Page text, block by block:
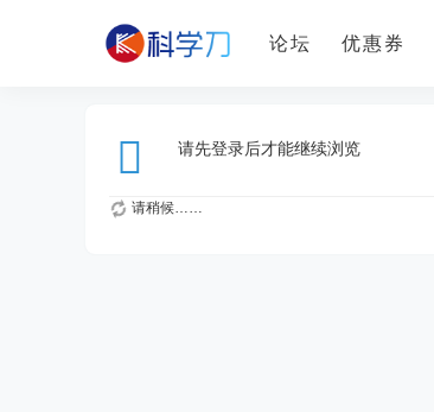
论坛 优惠券
请先登录后才能继续浏览
请稍候……